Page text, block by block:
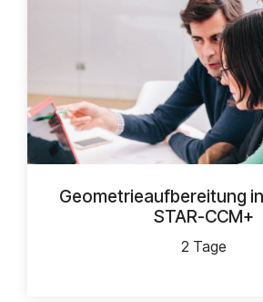
Geometrieaufbereitung
STAR-CCM+
2 Tage